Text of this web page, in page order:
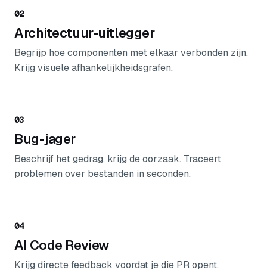
02
Architectuur-uitlegger
Begrijp hoe componenten met elkaar verbonden zijn.
Krijg visuele afhankelijkheidsgrafen.
03
Bug-jager
Beschrijf het gedrag, krijg de oorzaak. Traceert
problemen over bestanden in seconden.
04
AI Code Review
Krijg directe feedback voordat je die PR opent.